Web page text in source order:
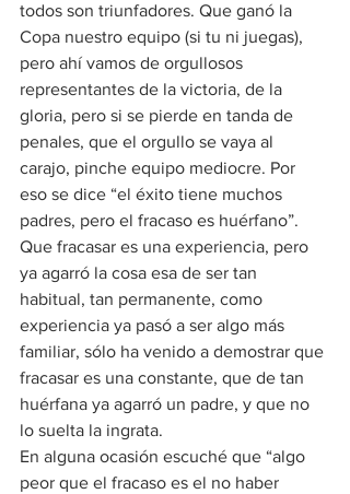
todos son triunfadores. Que ganó la
Copa nuestro equipo (si tu ni juegas),
pero ahí vamos de orgullosos
representantes de la victoria, de la
gloria, pero si se pierde en tanda de
penales, que el orgullo se vaya al
carajo, pinche equipo mediocre. Por
eso se dice “el éxito tiene muchos
padres, pero el fracaso es huérfano”.
Que fracasar es una experiencia, pero
ya agarró la cosa esa de ser tan
habitual, tan permanente, como
experiencia ya pasó a ser algo más
familiar, sólo ha venido a demostrar que
fracasar es una constante, que de tan
huérfana ya agarró un padre, y que no
lo suelta la ingrata.
En alguna ocasión escuché que “algo
peor que el fracaso es el no haber